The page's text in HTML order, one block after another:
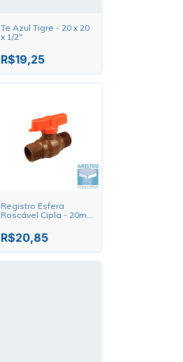
Te Azul Tigre - 20 x 20
x 1/2"
R$19,25
Registro Esfera
Roscável Cipla - 20mm
R$20,85